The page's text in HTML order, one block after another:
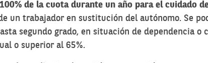
de la cuota durante un año para el cuidado
un trabajador en sustitución del autónomo. Se
segundo grado, en situación de dependencia o
o superior al 65%.